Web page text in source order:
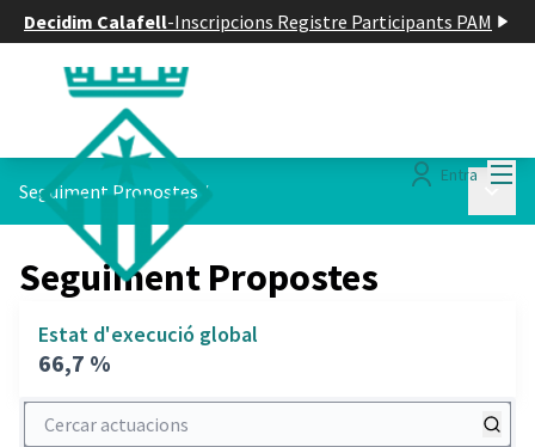
Decidim Calafell-Inscripcions Registre Participants PAM
Entra
Seguiment Propostes /
Seguiment Propostes
Estat d'execució global
66,7 %
Cercar actuacions